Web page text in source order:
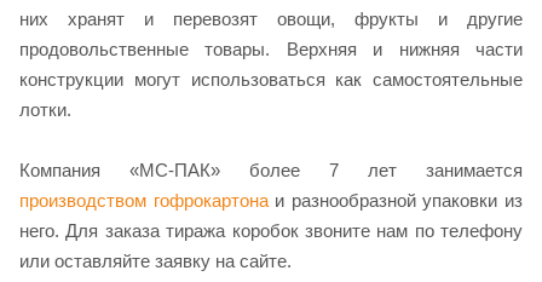
них хранят и перевозят овощи, фрукты и другие
продовольственные товары. Верхняя и нижняя части
конструкции могут использоваться как самостоятельные
лотки.
Компания «МС-ПАК» более 7 лет занимается
производством гофрокартонаи разнообразной упаковки из
него. Для заказа тиража коробок звоните нам по телефону
или оставляйте заявку на сайте.